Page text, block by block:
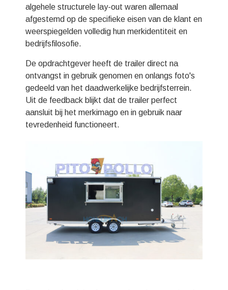
algehele structurele lay-out waren allemaal
afgestemd op de specifieke eisen van de klant en
weerspiegelden volledig hun merkidentiteit en
bedrijfsfilosofie.
De opdrachtgever heeft de trailer direct na
ontvangst in gebruik genomen en onlangs foto's
gedeeld van het daadwerkelijke bedrijfsterrein.
Uit de feedback blijkt dat de trailer perfect
aansluit bij het merkimago en in gebruik naar
tevredenheid functioneert.